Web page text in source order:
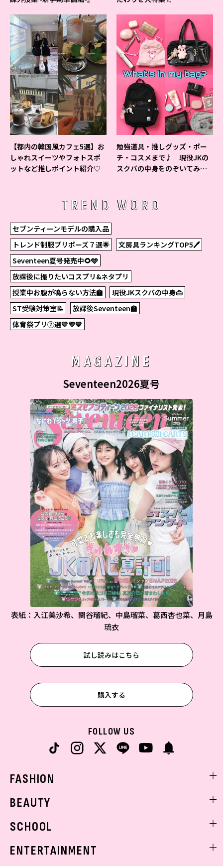
【都内の韓国風カフェ5選】お
しゃれスイーツやフォトスポ
ットなど推しポイント紹介♡
勉強道具・推しグッズ・ポー
チ・コスメまで♪ 現役JKの
スクバの中身をのぞいてみ
TREND WORD
セブンティーンモデルの購入品
トレンド制服プリポーズ７選🌟
文房具ランキングTOP5🖊
Seventeen夏号発売中🌻🩵
放課後に撮りたいコスプリ&ネタプリ
授業中お腹が鳴らない方法🏫
現役JKスクバの中身👜
ST受験対策室📝
放課後Seventeen🏫
体育祭プリ⑦選💛💜💙
MAGAZINE
Seventeen2026夏号
表紙：入江美沙希、関谷瑠紀、中島瑠菜、葛西杏也菜、月島
琉衣
試し読みはこちら
購入する
FOLLOW US
FASHION
着回し
BEAUTY
ベストコスメ
SCHOOL
ENTERTAINMENT